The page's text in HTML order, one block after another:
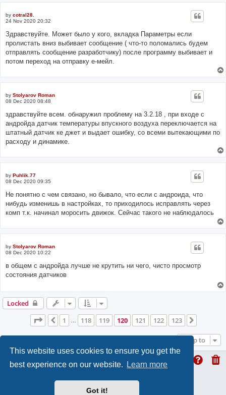
This website uses cookies to ensure you get the
best experience on our website.
Learn more
Got it!
by cotral28.
24 Nov 2020 20:32
Здравствуйте. Может было у кого, вкладка Параметры если
пролистать вниз выбивает сообщение ( что-то поломались будем
отправлять сообщение разработчику) после программу выбивает и
потом переход на отправку е-мейл.
by Stolyarov Roman
08 Dec 2020 08:48
здравствуйте всем. обнаружил проблему на 3.2.18 , при входе с
андройда датчик температуры впускного воздуха переключается на
штатный датчик ке джет и выдает ошибку, со всеми вытекающими по
расходу и динамике.
by Puhlik.77
08 Dec 2020 09:35
Не понятно с чем связано, но бывало, что если с андроида, что
нибудь изменишь в настройках, то приходилось исправлять через
комп т.к. начинал моросить движок. Сейчас такого не наблюдалось
by Stolyarov Roman
08 Dec 2020 10:22
в общем с андройда лучше не крутить ни чего, чисто просмотр
состояния датчиков
Locked
Page
120 of 123
Previous
1 118 119 120 121 122 123
Jump to
Privacy